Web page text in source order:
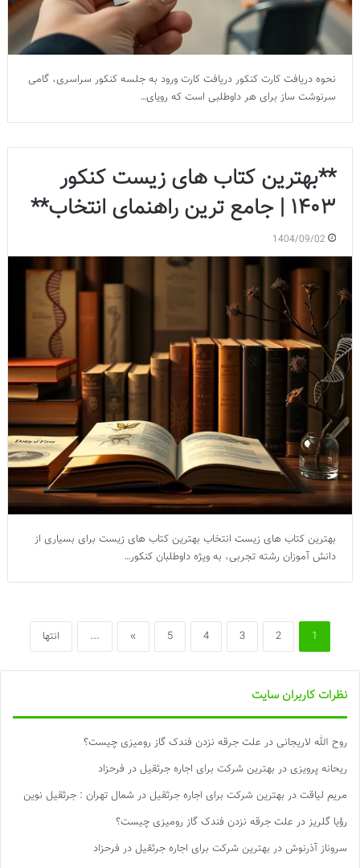
نحوه دریافت کارت کنکور دریافت کارت ورود به جلسه کنکور سراسری، گامی
سرنوشت ساز برای هر داوطلبی است که رویای…
**بهترین کتاب های زیست کنکور
۱۴۰۳ | جامع ترین راهنمای انتخاب**
1404/09/02
بهترین کتاب های زیست انتخاب بهترین کتاب های زیست برای بسیاری از
دانش آموزان رشته تجربی، به ویژه داوطلبان کنکور…
1
2
3
4
5
»
... انتها
نظرات کاربران سایت
روح الله لاریجانی در علت جرقه نزدن فندک گاز رومیزی چیست؟
ریحانه پرویزی در بهترین شرکت برای اجاره جرثقیل در فرحزاد
مریم لیاقت در بهترین شرکت برای اجاره جرثقیل در شمال تهران : جرثقیل نوین
رؤیا گلریز در علت جرقه نزدن فندک گاز رومیزی چیست؟
سروناز آذرنوش در بهترین شرکت برای اجاره جرثقیل در فرحزاد